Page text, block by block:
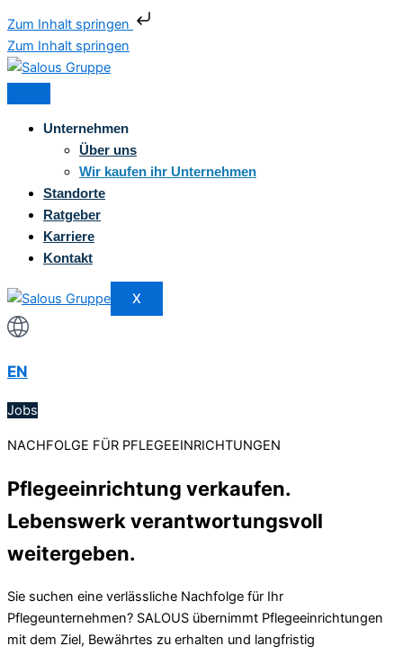
Zum Inhalt springen
Zum Inhalt springen
Unternehmen
Über uns
Wir kaufen ihr Unternehmen
Standorte
Ratgeber
Karriere
Kontakt
X
EN
Jobs
NACHFOLGE FÜR PFLEGEEINRICHTUNGEN
Pflegeeinrichtung verkaufen.
Lebenswerk verantwortungsvoll
weitergeben.
Sie suchen eine verlässliche Nachfolge für Ihr
Pflegeunternehmen? SALOUS übernimmt Pflegeeinrichtungen
mit dem Ziel, Bewährtes zu erhalten und langfristig